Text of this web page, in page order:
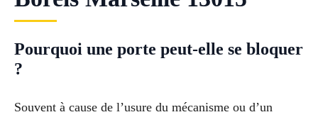
Pourquoi une porte peut-elle se bloquer
?
Souvent à cause de l’usure du mécanisme ou d’un